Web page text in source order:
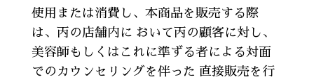
使用または消費し、本商品を販売する際
は、丙の店舗内に おいて丙の顧客に対し、
美容師もしくはこれに準ずる者による対面
でのカウンセリングを伴った 直接販売を行